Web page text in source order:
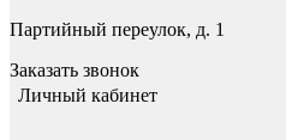
Партийный переулок, д. 1
Заказать звонок
Личный кабинет